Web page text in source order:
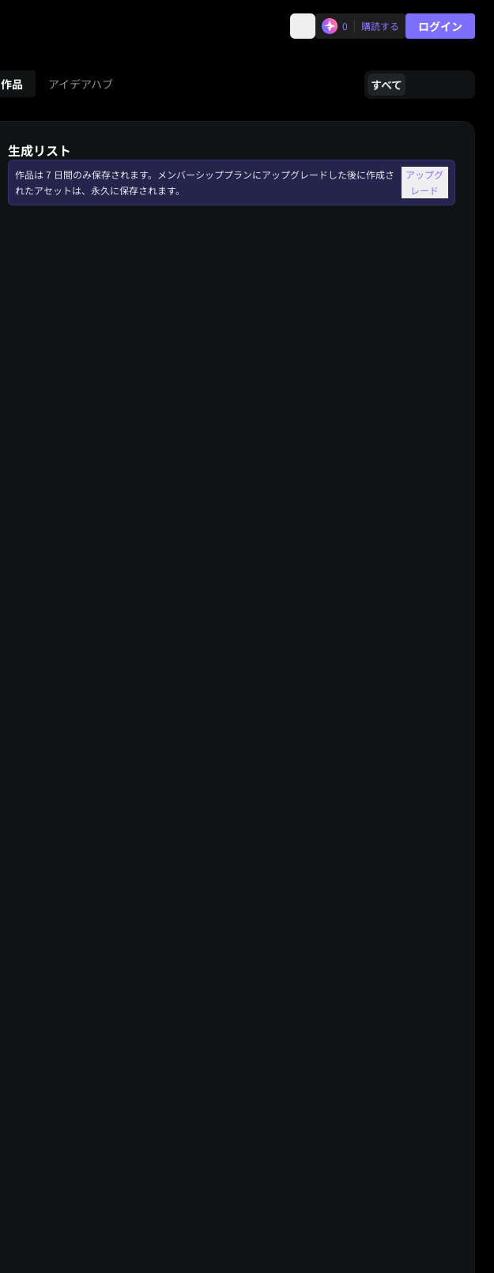
0 購読する ログイン
作品 アイデアハブ すべて
生成リスト
作品は 7 日間のみ保存されます。メンバーシッププランにアップグレードした後に作成さ
れたアセットは、永久に保存されます。
アップグ
レード